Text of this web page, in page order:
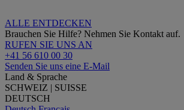
ALLE ENTDECKEN
Brauchen Sie Hilfe? Nehmen Sie Kontakt auf.
RUFEN SIE UNS AN
+41 56 610 00 30
Senden Sie uns eine E-Mail
Land & Sprache
SCHWEIZ | SUISSE
DEUTSCH